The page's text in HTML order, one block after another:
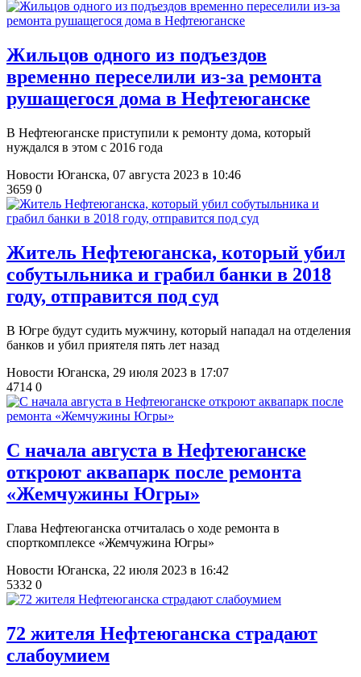
Жильцов одного из подъездов
временно переселили из-за ремонта
рушащегося дома в Нефтеюганске
В Нефтеюганске приступили к ремонту дома, который
нуждался в этом с 2016 года
Новости Юганска, 07 августа 2023 в 10:46
3659 0
Житель Нефтеюганска, который убил
собутыльника и грабил банки в 2018
году, отправится под суд
В Югре будут судить мужчину, который нападал на отделения
банков и убил приятеля пять лет назад
Новости Юганска, 29 июля 2023 в 17:07
4714 0
С начала августа в Нефтеюганске
откроют аквапарк после ремонта
«Жемчужины Югры»
Глава Нефтеюганска отчиталась о ходе ремонта в
спорткомплексе «Жемчужина Югры»
Новости Юганска, 22 июля 2023 в 16:42
5332 0
72 жителя Нефтеюганска страдают
слабоумием